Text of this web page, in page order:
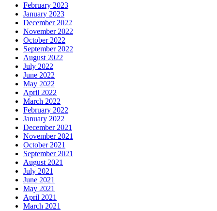
February 2023
January 2023
December 2022
November 2022
October 2022
September 2022
August 2022
July 2022
June 2022
May 2022
April 2022
March 2022
February 2022
January 2022
December 2021
November 2021
October 2021
September 2021
August 2021
July 2021
June 2021
May 2021
April 2021
March 2021